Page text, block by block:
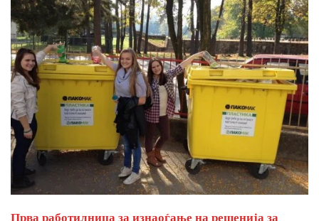
Прва работилница за изнаоѓање на решенија за